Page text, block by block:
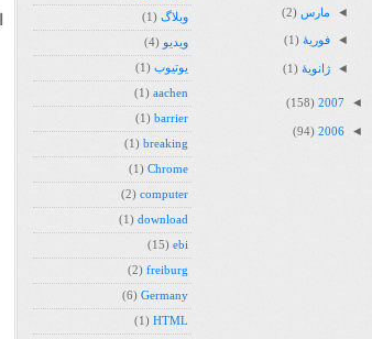
وبلاگ (1)
ویدیو (4)
یوتیوب (1)
aachen
(1)
barrier
(1)
breaking
(1)
Chrome
(1)
computer
(2)
download
(1)
ebi
(15)
freiburg
(2)
Germany
(6)
HTML
(1)
◄ مارس (2)
◄ فوریهٔ (1)
◄ ژانویهٔ (1)
◄
2007
(158)
◄
2006
(94)